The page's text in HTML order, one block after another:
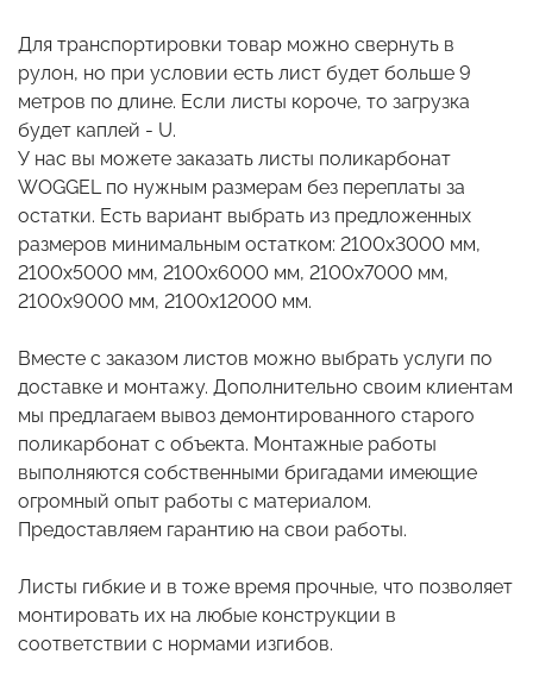
Для транспортировки товар можно свернуть в
рулон, но при условии есть лист будет больше 9
метров по длине. Если листы короче, то загрузка
будет каплей - U.
У нас вы можете заказать листы поликарбонат
WOGGEL по нужным размерам без переплаты за
остатки. Есть вариант выбрать из предложенных
размеров минимальным остатком: 2100х3000 мм,
2100x5000 мм, 2100x6000 мм, 2100х7000 мм,
2100х9000 мм, 2100х12000 мм.
Вместе с заказом листов можно выбрать услуги по
доставке и монтажу. Дополнительно своим клиентам
мы предлагаем вывоз демонтированного старого
поликарбонат с объекта. Монтажные работы
выполняются собственными бригадами имеющие
огромный опыт работы с материалом.
Предоставляем гарантию на свои работы.
Листы гибкие и в тоже время прочные, что позволяет
монтировать их на любые конструкции в
соответствии с нормами изгибов.